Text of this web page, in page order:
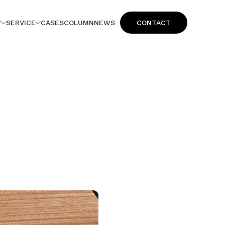
SERVICE CASESCOLUMNNEWS CONTACT